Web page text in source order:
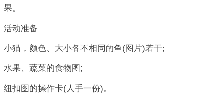
果。
活动准备
小猫，颜色、大小各不相同的鱼(图片)若干;
水果、蔬菜的食物图;
纽扣图的操作卡(人手一份)。